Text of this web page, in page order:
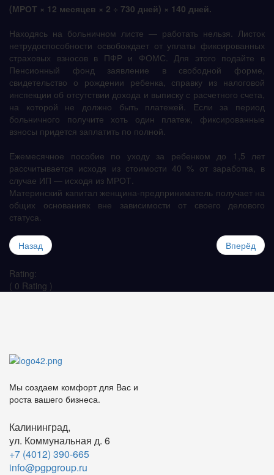
(МРОТ × 12 месяцев × 2 ÷ 730 дней) × 140 дней.
Находясь на больничном листе — работать нельзя. Листок
нетрудоспособности освобождает от уплаты фиксированных
страховых взносов в ПФР и ФОМС. Для этого подайте в
Пенсионный фонд заявление в свободной форме,
свидетельство о рождении ребенка, справку из налоговой
инспекции об отсутствии дохода и выписку с расчетного счета,
на которой не должно быть платежей. Если за период
больничного получите хоть один платеж, фиксированные
взносы придется заплатить по полной.
Ежемесячное пособие по уходу за ребенком до 1,5 лет
рассчитывается исходя из стоимости 40 % от заработка, в
случае ИП — исходя из МРОТ.
Материнский капитал женщина-предприниматель получает на
общих основаниях вне зависимости от своего делового
статуса.
Назад Вперёд
Rating:
( 0 Rating )
Мы создаем комфорт для Вас и
роста вашего бизнеса.
Калининград,
ул. Коммунальная д. 6
+7 (4012) 390-665
info@pgpgroup.ru